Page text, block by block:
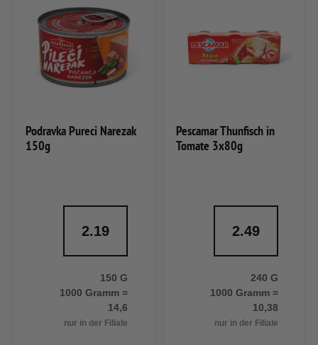
Podravka Pureci Narezak
150g
2.19
150 G
1000 Gramm =
14,6
nur in der Filiale
Pescamar Thunfisch in
Tomate 3x80g
2.49
240 G
1000 Gramm =
10,38
nur in der Filiale